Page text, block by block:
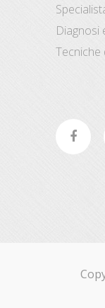
Diagnosi
Tecniche